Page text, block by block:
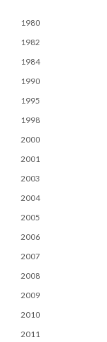
1980
1982
1984
1990
1995
1998
2000
2001
2003
2004
2005
2006
2007
2008
2009
2010
2011